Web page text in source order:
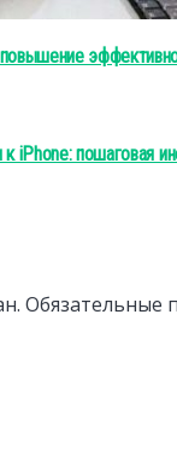
iPhone: пошаговая
Обязательные